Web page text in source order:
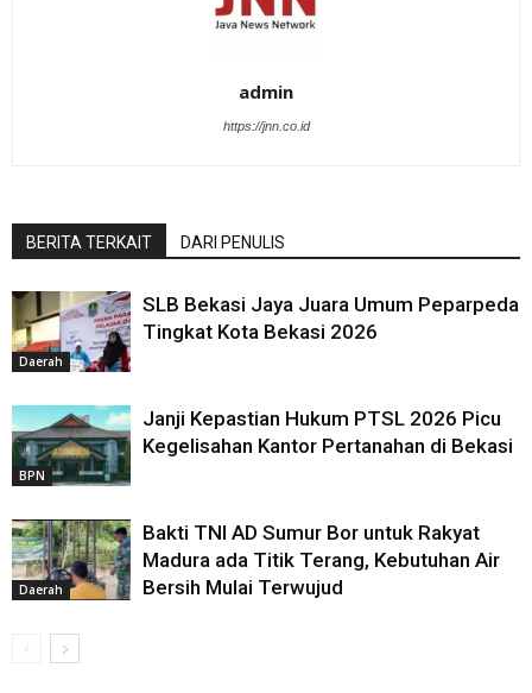
admin
https://jnn.co.id
BERITA TERKAIT DARI PENULIS
Daerah
SLB Bekasi Jaya Juara Umum Peparpeda
Tingkat Kota Bekasi 2026
BPN
Janji Kepastian Hukum PTSL 2026 Picu
Kegelisahan Kantor Pertanahan di Bekasi
Daerah
Bakti TNI AD Sumur Bor untuk Rakyat
Madura ada Titik Terang, Kebutuhan Air
Bersih Mulai Terwujud